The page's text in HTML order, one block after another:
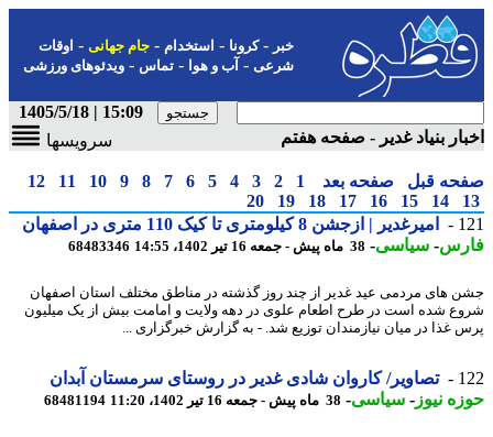
-کرونا-استخدام- جام جهانی-اوقات
شرعی-آب و هوا-تماس-ویدئوهای ورزشی
15:09 | 1405/5/18
بنیاد غدیر - صفحه هفتم
سرویسها
قبل صفحه بعد 1
2
3
4
5
6
7
8
9
10
11
12
14
15
16
17
18
19
20
امیرغدیر | ازجشن 8 کیلومتری تا کیک 110 متری در اصفهان
-سیاسی-38 ماه پیش - جمعه 16 تیر 1402، 14:55 68483346
های مردمی عید غدیر از چند روز گذشته در مناطق مختلف استان اصفهان
شده است در طرح اطعام علوی در دهه ولایت و امامت بیش از یک میلیون
غذا در میان نیازمندان توزیع شد. - به گزارش خبرگزاری ...
تصاویر/ کاروان شادی غدیر در روستای سرمستان آبدان
نیوز-سیاسی-38 ماه پیش - جمعه 16 تیر 1402، 11:20 68481194